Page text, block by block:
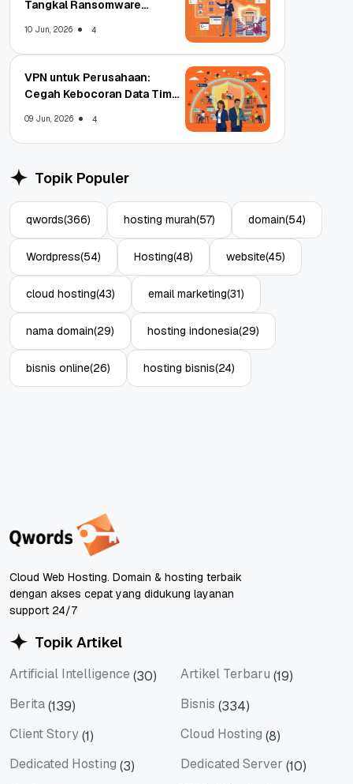
Tangkal Ransomware
10 Jun, 2026 4
VPN untuk Perusahaan:
Cegah Kebocoran Data Tim
09 Jun, 2026 4
Topik Populer
qwords(366) hosting murah(57) domain(54)
Wordpress(54) Hosting(48) website(45)
cloud hosting(43) email marketing(31)
nama domain(29) hosting indonesia(29)
bisnis online(26) hosting bisnis(24)
Cloud Web Hosting. Domain & hosting terbaik
dengan akses cepat yang didukung layanan
support 24/7
Topik Artikel
Artificial Intelligence (30) Artikel Terbaru (19)
Berita(139) Bisnis (334)
Client Story(1) Cloud Hosting (8)
Dedicated Hosting (3) Dedicated Server (10)